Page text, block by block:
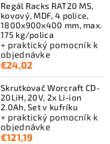
Regál Racks RAT20 MS,
kovový, MDF, 4 police,
1800x900x400 mm, max.
175 kg/polica
+ praktický pomocník k
objednávke
€24,02
Skrutkovač Worcraft CD-
20LiH, 20V, 2x Li-ion
2.0Ah, Set v kufríku
+ praktický pomocník k
objednávke
€121,19